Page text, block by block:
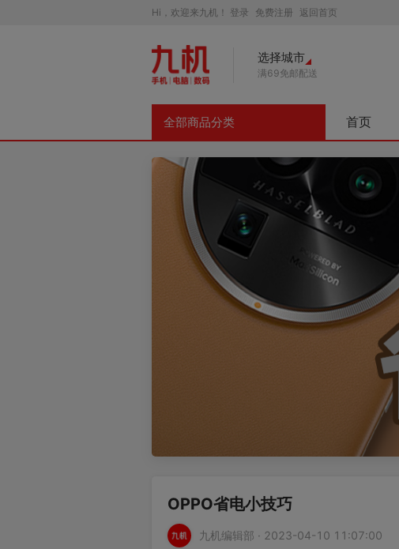
Hi，欢迎来九机！ 登录 免费注册 返回首页
选择城市
满69免邮配送
全部商品分类 首页
OPPO省电小技巧
九机编辑部 · 2023-04-10 11:07:00